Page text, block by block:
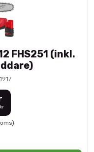
FHS251 (inkl.